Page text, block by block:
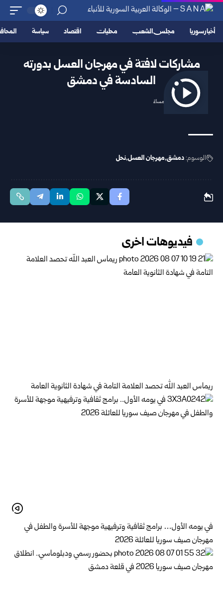
أخبار سوريا مجلس الشعب محليات اقتصاد سياسة
مشاركات لافتة في مهرجان العسل بدورته
السادسة في دمشق
2025/11/11 6:33 مساءً
الوسوم:دمشق مهرجان العسل نحل
فيديوهات اخرى
ريماس العبد الله تحصد العلامة التامة في شهادة الثانوية العامة
في يومه الأول… برامج ثقافية وترفيهية موجهة للأسرة والطفل في
مهرجان صيف سوريا للعائلة 2026